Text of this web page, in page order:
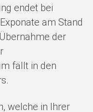
endet bei
am Stand
der
fällt in den
welche in Ihrer